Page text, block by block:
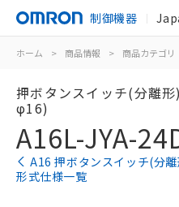
制御機器
ホーム > 商品情報 > 商品カテゴリ
押ボタンスイッチ(分離
φ16)
A16L-JYA-
A16 押ボタンスイッチ(分
形式仕様一覧